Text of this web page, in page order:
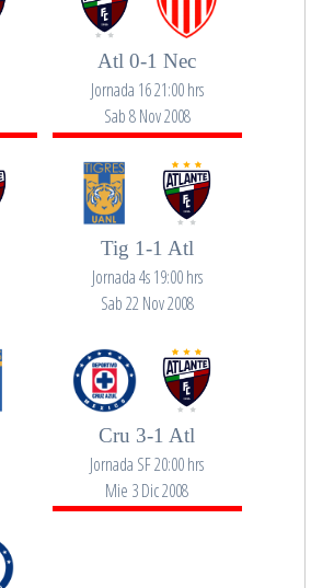
Atl 0-1 Nec
Jornada 16 21:00 hrs
Sab 8 Nov 2008
Tig 1-1 Atl
Jornada 4s 19:00 hrs
Sab 22 Nov 2008
Cru 3-1 Atl
Jornada SF 20:00 hrs
Mie 3 Dic 2008